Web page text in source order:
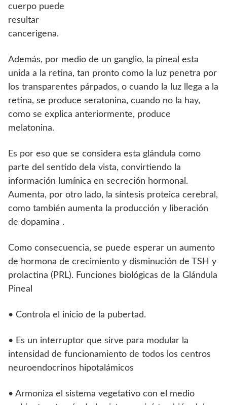
cuerpo puede
resultar
cancerigena.
Además, por medio de un ganglio, la pineal esta
unida a la retina, tan pronto como la luz penetra por
los transparentes párpados, o cuando la luz llega a la
retina, se produce seratonina, cuando no la hay,
como se explica anteriormente, produce
melatonina.
Es por eso que se considera esta glándula como
parte del sentido dela vista, convirtiendo la
información lumínica en secreción hormonal.
Aumenta, por otro lado, la síntesis proteica cerebral,
como también aumenta la producción y liberación
de dopamina .
Como consecuencia, se puede esperar un aumento
de hormona de crecimiento y disminución de TSH y
prolactina (PRL). Funciones biológicas de la Glándula
Pineal
• Controla el inicio de la pubertad.
• Es un interruptor que sirve para modular la
intensidad de funcionamiento de todos los centros
neuroendocrinos hipotalámicos
• Armoniza el sistema vegetativo con el medio